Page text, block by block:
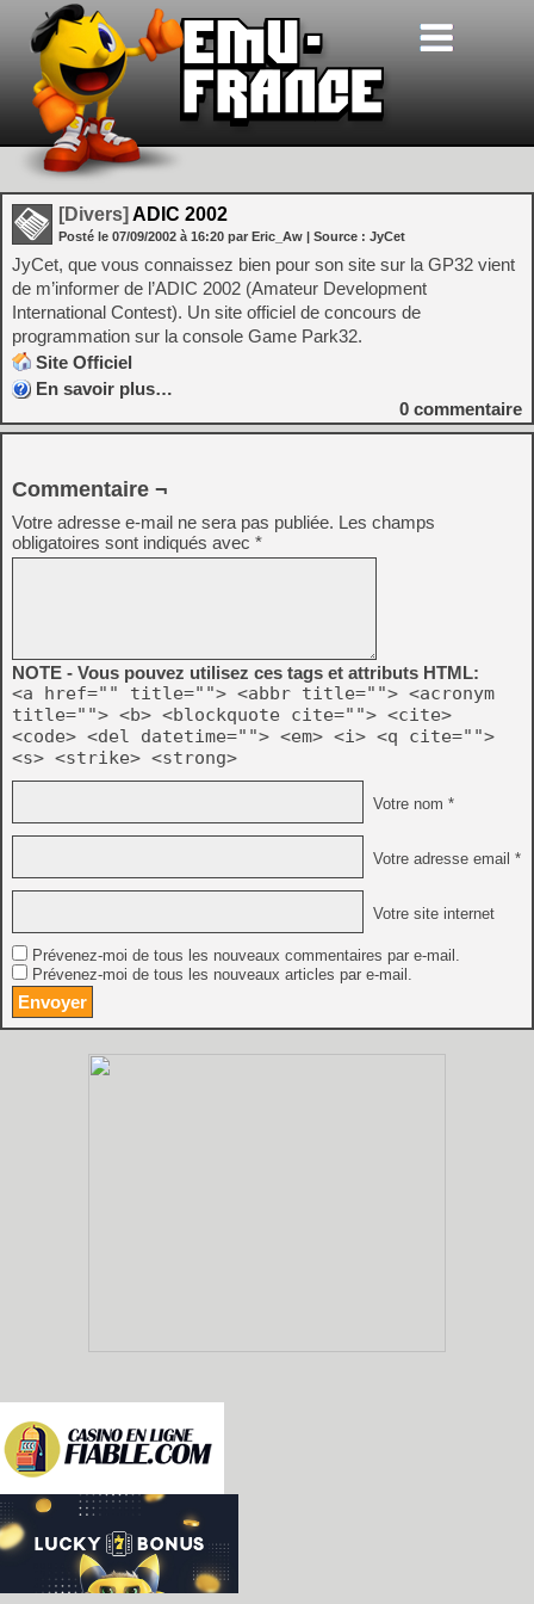
[Divers] ADIC 2002
Posté le 07/09/2002 à 16:20 par Eric_Aw | Source : JyCet
JyCet, que vous connaissez bien pour son site sur la GP32 vient
de m’informer de l’ADIC 2002 (Amateur Development
International Contest). Un site officiel de concours de
programmation sur la console Game Park32.
Site Officiel
En savoir plus…
0 commentaire
Commentaire ¬
Votre adresse e-mail ne sera pas publiée. Les champs
obligatoires sont indiqués avec *
NOTE - Vous pouvez utilisez ces tags et attributs HTML:
<a href="" title=""> <abbr title=""> <acronym
title=""> <b> <blockquote cite=""> <cite>
<code> <del datetime=""> <em> <i> <q cite="">
<s> <strike> <strong>
Votre nom *
Votre adresse email *
Votre site internet
Prévenez-moi de tous les nouveaux commentaires par e-mail.
Prévenez-moi de tous les nouveaux articles par e-mail.